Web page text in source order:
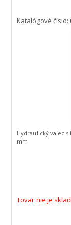
Katalógové číslo:
Tovar nie je
Hydraulický valec s
mm